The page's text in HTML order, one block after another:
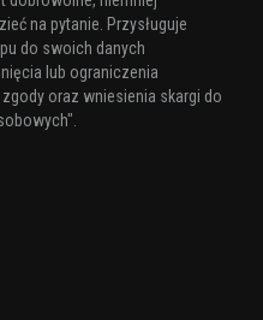
na pytanie. Przysługuje
do swoich danych
lub ograniczenia
oraz wniesienia skargi do